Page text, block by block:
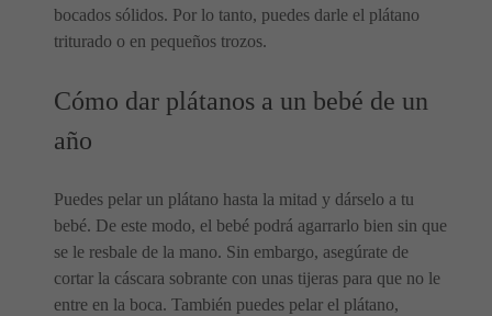
bocados sólidos. Por lo tanto, puedes darle el plátano
triturado o en pequeños trozos.
Cómo dar plátanos a un bebé de un
año
Puedes pelar un plátano hasta la mitad y dárselo a tu
bebé. De este modo, el bebé podrá agarrarlo bien sin que
se le resbale de la mano. Sin embargo, asegúrate de
cortar la cáscara sobrante con unas tijeras para que no le
entre en la boca. También puedes pelar el plátano,